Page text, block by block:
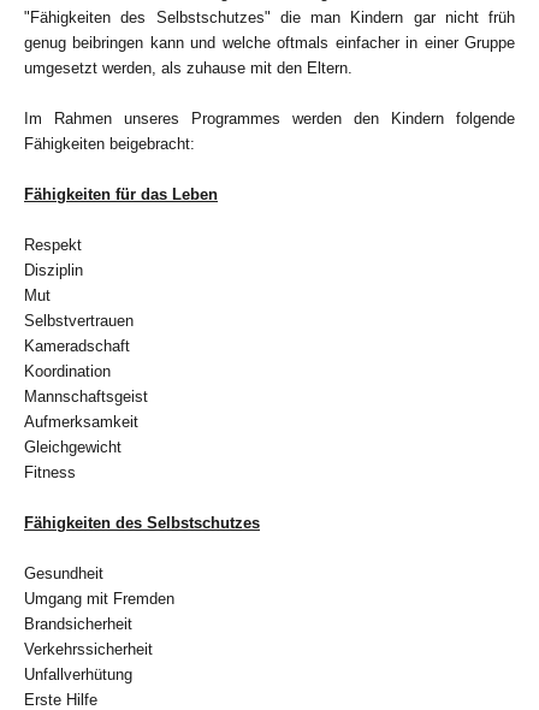
"Fähigkeiten des Selbstschutzes" die man Kindern gar nicht früh
genug beibringen kann und welche oftmals einfacher in einer Gruppe
umgesetzt werden, als zuhause mit den Eltern.
Im Rahmen unseres Programmes werden den Kindern folgende
Fähigkeiten beigebracht:
Fähigkeiten für das Leben
Respekt
Disziplin
Mut
Selbstvertrauen
Kameradschaft
Koordination
Mannschaftsgeist
Aufmerksamkeit
Gleichgewicht
Fitness
Fähigkeiten des Selbstschutzes
Gesundheit
Umgang mit Fremden
Brandsicherheit
Verkehrssicherheit
Unfallverhütung
Erste Hilfe